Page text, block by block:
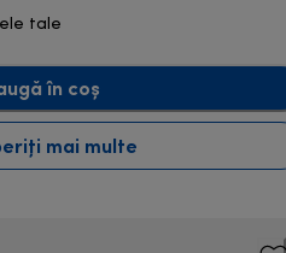
tale
în coș
mai multe